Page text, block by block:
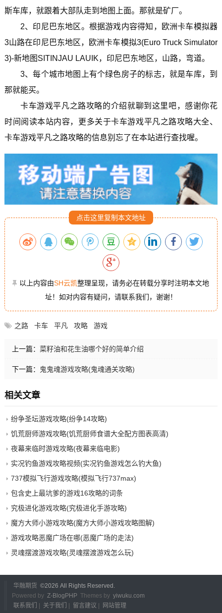
斯车库，就跟着大部队走到地图上面。那就是矿厂。
2、印尼巴东地区。根据游戏内容得知，欧洲卡车模拟器
3山路在印尼巴东地区，欧洲卡车模拟3(Euro Truck Simulator
3)-新地图SITINJAU LAUIK，印尼巴东地区，山路，弯道。
3、每个城市地图上有个绿色房子的标志，就是车库，到
那就能买。
卡车游戏平凡之路攻略的介绍就聊到这里吧，感谢你花
时间阅读本站内容，更多关于卡车游戏平凡之路攻略大全、
卡车游戏平凡之路攻略的信息别忘了在本站进行查找喔。
点击这里复制本文地址
以上内容由SH云凯整理呈现，请务必在转载分享时注明本文地
址！如对内容有疑问，请联系我们，谢谢！
之路 卡车 平凡 攻略 游戏
上一篇： 菜籽油和花生油哪个好的简单介绍
下一篇： 鬼鬼魂游戏攻略(鬼魂通关攻略)
相关文章
纷争圣坛游戏攻略(纷争14攻略)
饥荒厨师游戏攻略(饥荒厨师食谱大全配方图表高清)
夜幕来临时游戏攻略(夜幕来临电影)
实况钓鱼游戏攻略视频(实况钓鱼游戏怎么钓大鱼)
737模拟飞行游戏攻略(模拟飞行737max)
包含史上最坑爹的游戏16攻略的词条
究极进化游戏攻略(究极进化手游攻略)
魔方大师小游戏攻略(魔方大师小游戏攻略图解)
游戏攻略恶魔广场在哪(恶魔广场的走法)
灵魂摆渡游戏攻略(灵魂摆渡游戏怎么玩)
华融期货 ©2026 All Rights Reserved.
Powered by Z-BlogPHP Themes by yiwuku.com
联系我们
关于我们 留言建议 网站管理